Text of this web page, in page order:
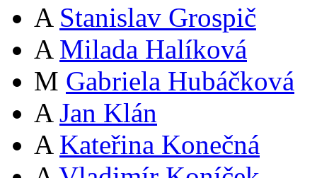
A Stanislav Grospič
A Milada Halíková
M Gabriela Hubáčková
A Jan Klán
A Kateřina Konečná